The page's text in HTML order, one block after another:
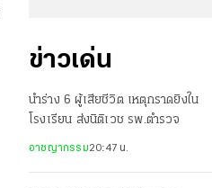
ข่าวเด่น
นำร่าง 6 ผู้เสียชีวิต เหตุกราดยิงใน
โรงเรียน ส่งนิติเวช รพ.ตำรวจ
อาชญากรรม20:47 น.